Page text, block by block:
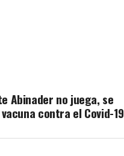
Abinader no juega, se
contra el Covid-19